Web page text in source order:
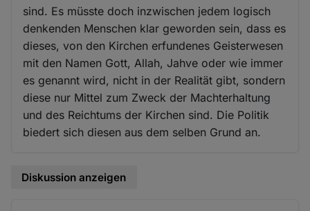
sind. Es müsste doch inzwischen jedem logisch
denkenden Menschen klar geworden sein, dass es
dieses, von den Kirchen erfundenes Geisterwesen
mit den Namen Gott, Allah, Jahve oder wie immer
es genannt wird, nicht in der Realität gibt, sondern
diese nur Mittel zum Zweck der Machterhaltung
und des Reichtums der Kirchen sind. Die Politik
biedert sich diesen aus dem selben Grund an.
Diskussion anzeigen